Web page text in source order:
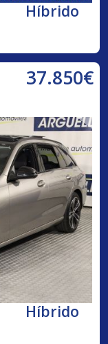
Híbrido
37.850€
Híbrido